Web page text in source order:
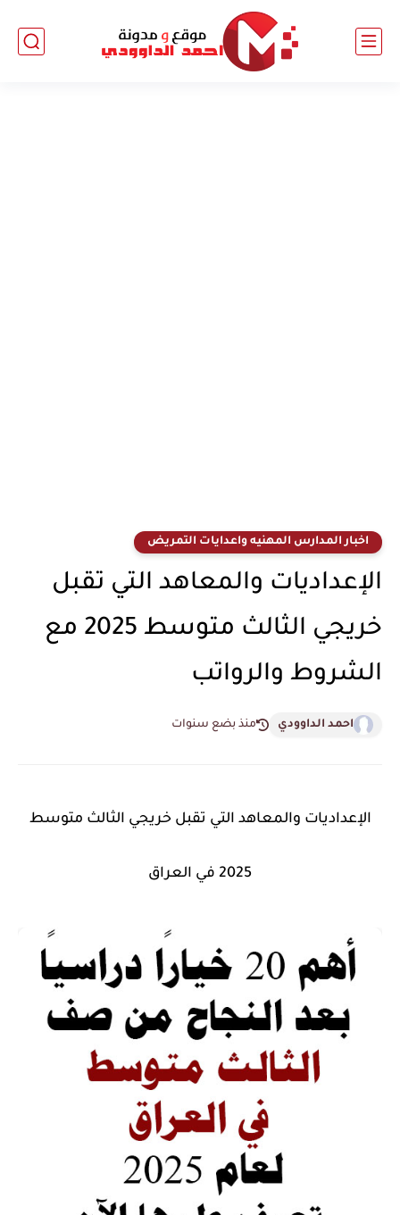
اخبار المدارس المهنيه واعدايات التمريض
الإعداديات والمعاهد التي تقبل
خريجي الثالث متوسط 2025 مع
الشروط والرواتب
احمد الداوودي منذ بضع سنوات
الإعداديات والمعاهد التي تقبل خريجي الثالث متوسط
2025 في العراق